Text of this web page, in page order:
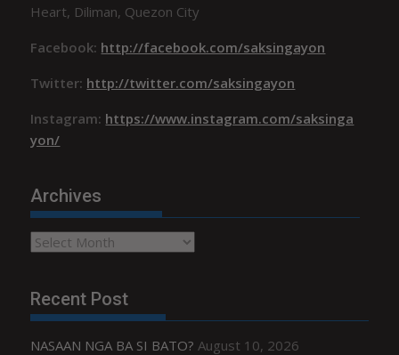
Heart, Diliman, Quezon City
Facebook: http://facebook.com/saksingayon
Twitter: http://twitter.com/saksingayon
Instagram: https://www.instagram.com/saksinga
yon/
Archives
Archives
Recent Post
NASAAN NGA BA SI BATO? August 10, 2026